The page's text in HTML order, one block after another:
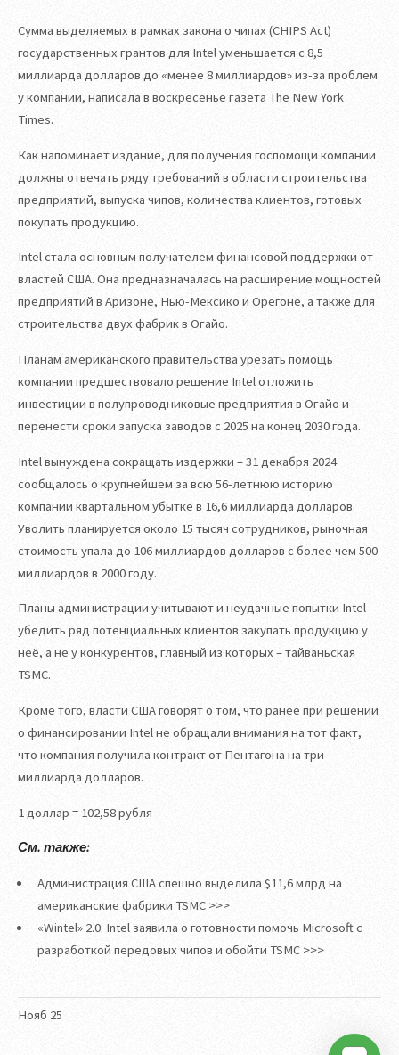
Нояб 25
Сумма выделяемых в рамках закона о чипах (CHIPS Act)
государственных грантов для Intel уменьшается с 8,5
миллиарда долларов до «менее 8 миллиардов» из-за проблем
у компании, написала в воскресенье газета The New York
Times.
Как напоминает издание, для получения госпомощи компании
должны отвечать ряду требований в области строительства
предприятий, выпуска чипов, количества клиентов, готовых
покупать продукцию.
Intel стала основным получателем финансовой поддержки от
властей США. Она предназначалась на расширение мощностей
предприятий в Аризоне, Нью-Мексико и Орегоне, а также для
строительства двух фабрик в Огайо.
Планам американского правительства урезать помощь
компании предшествовало решение Intel отложить
инвестиции в полупроводниковые предприятия в Огайо и
перенести сроки запуска заводов с 2025 на конец 2030 года.
Intel вынуждена сокращать издержки – 31 декабря 2024
сообщалось о крупнейшем за всю 56-летнюю историю
компании квартальном убытке в 16,6 миллиарда долларов.
Уволить планируется около 15 тысяч сотрудников, рыночная
стоимость упала до 106 миллиардов долларов с более чем 500
миллиардов в 2000 году.
Планы администрации учитывают и неудачные попытки Intel
убедить ряд потенциальных клиентов закупать продукцию у
неё, а не у конкурентов, главный из которых – тайваньская
TSMC.
Кроме того, власти США говорят о том, что ранее при решении
о финансировании Intel не обращали внимания на тот факт,
что компания получила контракт от Пентагона на три
миллиарда долларов.
1 доллар = 102,58 рубля
См. также:
Администрация США спешно выделила $11,6 млрд на
американские фабрики TSMC >>>
«Wintel» 2.0: Intel заявила о готовности помочь Microsoft с
разработкой передовых чипов и обойти TSMC >>>